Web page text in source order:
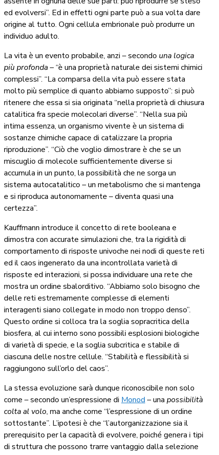
ed evolversi”. Ed in effetti ogni parte può a sua volta dare
origine al tutto. Ogni cellula embrionale può produrre un
individuo adulto.
La vita è un evento probabile, anzi – secondo una logica
più profonda– “è una proprietà naturale dei sistemi chimici
complessi”. “La comparsa della vita può essere stata
molto più semplice di quanto abbiamo supposto”: si può
ritenere che essa si sia originata “nella proprietà di chiusura
catalitica fra specie molecolari diverse”. “Nella sua più
intima essenza, un organismo vivente è un sistema di
sostanze chimiche capace di catalizzare la propria
riproduzione”. “Ciò che voglio dimostrare è che se un
miscuglio di molecole sufficientemente diverse si
accumula in un punto, la possibilità che ne sorga un
sistema autocatalitico – un metabolismo che si mantenga
e si riproduca autonomamente – diventa quasi una
certezza”.
Kauffmann introduce il concetto di rete booleana e
dimostra con accurate simulazioni che, tra la rigidità di
comportamento di risposte univoche nei nodi di queste reti
ed il caos ingenerato da una incontrollata varietà di
risposte ed interazioni, si possa individuare una rete che
mostra un ordine sbalorditivo. “Abbiamo solo bisogno che
delle reti estremamente complesse di elementi
interagenti siano collegate in modo non troppo denso”.
Questo ordine si colloca tra la soglia sopracritica della
biosfera, al cui interno sono possibili esplosioni biologiche
di varietà di specie, e la soglia subcritica e stabile di
ciascuna delle nostre cellule. “Stabilità e flessibilità si
raggiungono sull’orlo del caos”.
La stessa evoluzione sarà dunque riconoscibile non solo
come – secondo un’espressione di Monod – una possibilità
colta al volo, ma anche come “l’espressione di un ordine
sottostante”. L’ipotesi è che “l’autorganizzazione sia il
prerequisito per la capacità di evolvere, poiché genera i tipi
di struttura che possono trarre vantaggio dalla selezione